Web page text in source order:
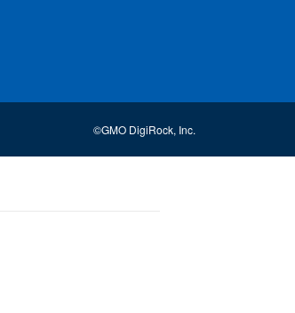
©GMO DigiRock, Inc.